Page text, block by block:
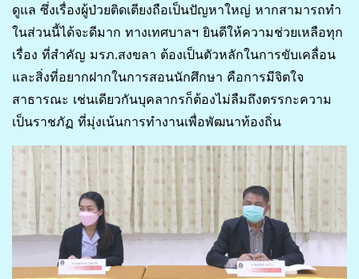
ดูแล ซึ่งเรื่องผู้ป่วยติดเตียงถือเป็นปัญหาใหญ่ หากสามารถทำ
ในส่วนนี้ได้จะดีมาก ทางเทศบาลฯ ยินดีให้ความช่วยเหลือทุก
เรื่อง ที่สำคัญ มรภ.สงขลา ต้องเป็นตัวหลักในการขับเคลื่อน
และสิ่งที่อยากฝากในการสอนนักศึกษา คือการมีจิตใจ
สาธารณะ เช่นเดียวกันบุคลากรก็ต้องไม่ลืมถึงตรรกะความ
เป็นราชภัฏ ที่มุ่งเน้นการทำงานเพื่อพัฒนาท้องถิ่น